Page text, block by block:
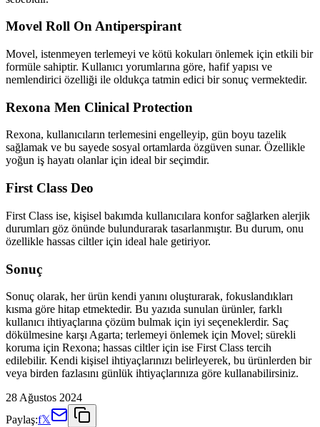
Movel Roll On Antiperspirant
Movel, istenmeyen terlemeyi ve kötü kokuları önlemek için etkili bir
formüle sahiptir. Kullanıcı yorumlarına göre, hafif yapısı ve
nemlendirici özelliği ile oldukça tatmin edici bir sonuç vermektedir.
Rexona Men Clinical Protection
Rexona, kullanıcıların terlemesini engelleyip, gün boyu tazelik
sağlamak ve bu sayede sosyal ortamlarda özgüven sunar. Özellikle
yoğun iş hayatı olanlar için ideal bir seçimdir.
First Class Deo
First Class ise, kişisel bakımda kullanıcılara konfor sağlarken alerjik
durumları göz önünde bulundurarak tasarlanmıştır. Bu durum, onu
özellikle hassas ciltler için ideal hale getiriyor.
Sonuç
Sonuç olarak, her ürün kendi yanını oluşturarak, fokuslandıkları
kısma göre hitap etmektedir. Bu yazıda sunulan ürünler, farklı
kullanıcı ihtiyaçlarına çözüm bulmak için iyi seçeneklerdir. Saç
dökülmesine karşı Agarta; terlemeyi önlemek için Movel; sürekli
koruma için Rexona; hassas ciltler için ise First Class tercih
edilebilir. Kendi kişisel ihtiyaçlarınızı belirleyerek, bu ürünlerden bir
veya birden fazlasını günlük ihtiyaçlarınıza göre kullanabilirsiniz.
28 Ağustos 2024
Paylaş:f𝕏